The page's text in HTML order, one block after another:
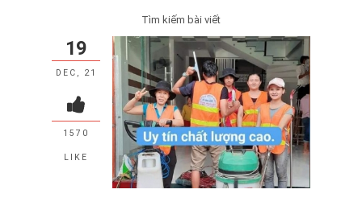
Tìm kiếm bài viết
19
DEC, 21
1570
LIKE